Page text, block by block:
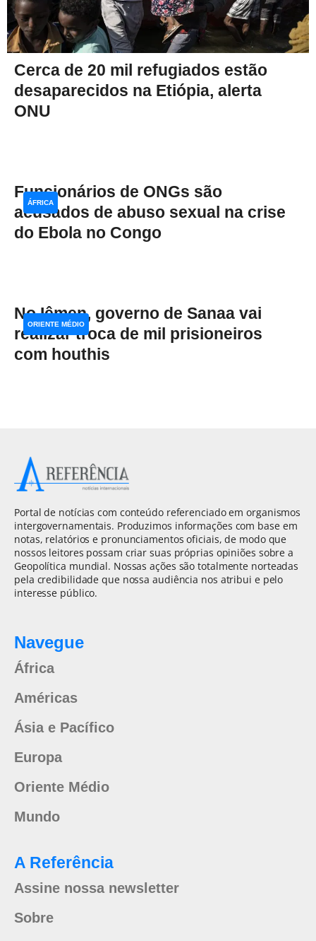
Cerca de 20 mil refugiados estão
desaparecidos na Etiópia, alerta
ONU
Funcionários de ONGs são
acusados de abuso sexual na crise
do Ebola no Congo
ÁFRICA
No Iêmen, governo de Sanaa vai
realizar troca de mil prisioneiros
com houthis
ORIENTE MÉDIO
Portal de notícias com conteúdo referenciado em organismos
intergovernamentais. Produzimos informações com base em
notas, relatórios e pronunciamentos oficiais, de modo que
nossos leitores possam criar suas próprias opiniões sobre a
Geopolítica mundial. Nossas ações são totalmente norteadas
pela credibilidade que nossa audiência nos atribui e pelo
interesse público.
Navegue
África
Américas
Ásia e Pacífico
Europa
Oriente Médio
Mundo
A Referência
Assine nossa newsletter
Sobre